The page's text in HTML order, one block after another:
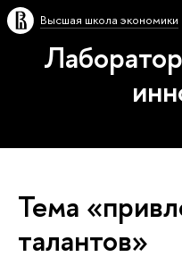
Высшая школа экономики
Тема
талантов»